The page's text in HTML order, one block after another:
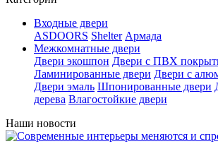
Входные двери
ASDOORS Shelter Армада
Межкомнатные двери
Двери экошпон Двери с ПВХ
Ламинированные двери Двери с
Двери эмаль Шпонированные двери
дерева Влагостойкие двери
Наши новости